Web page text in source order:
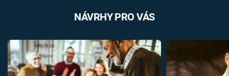
NÁVRHY PRO VÁS